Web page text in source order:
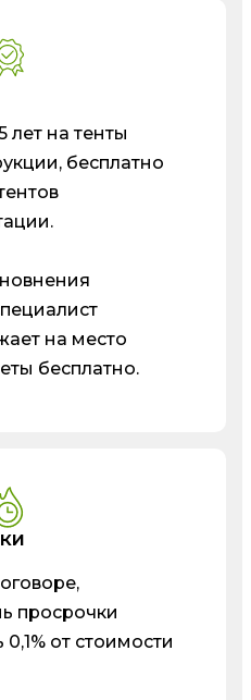
на тенты
бесплатно
на место
бесплатно.
просрочки
от стоимости